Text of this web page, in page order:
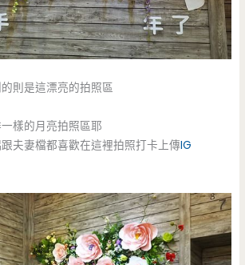
則是這漂亮的拍照區
樣的月亮拍照區耶
夫妻檔都喜歡在這裡拍照打卡上傳IG